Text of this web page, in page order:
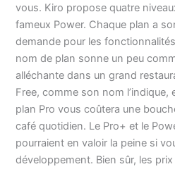
vous. Kiro propose quatre
fameux Power. Chaque plan a
demande pour les
nom de plan sonne un peu
alléchante dans un grand
Free, comme son nom l’indique,
plan Pro vous coûtera une
café quotidien. Le Pro+ et le
pourraient en valoir la peine si
développement. Bien sûr, les